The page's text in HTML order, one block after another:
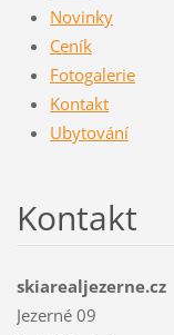
Novinky
Ceník
Fotogalerie
Kontakt
Ubytování
Kontakt
skiarealjezerne.cz
Jezerné 09